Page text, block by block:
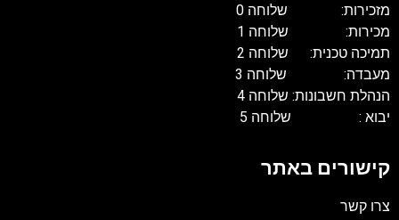
מזכירות: שלוחה 0
מכירות: שלוחה 1
תמיכה טכנית: שלוחה 2
מעבדה: שלוחה 3
הנהלת חשבונות: שלוחה 4
יבוא : שלוחה 5
קישורים באתר
צרו קשר